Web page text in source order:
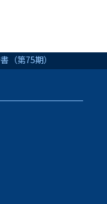
（第75期）